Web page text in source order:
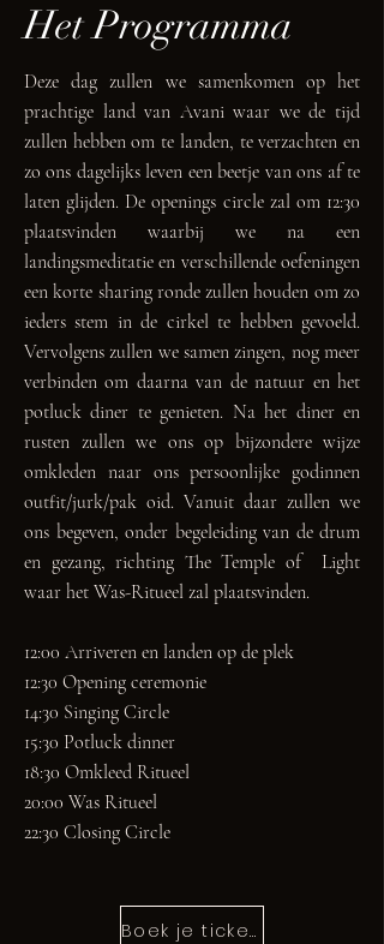
Het Programma
Deze dag zullen we samenkomen op het
prachtige land van Avani waar we de tijd
zullen hebben om te landen, te verzachten en
zo ons dagelijks leven een beetje van ons af te
laten glijden. De openings circle zal om 12:30
plaatsvinden waarbij we na een
landingsmeditatie en verschillende oefeningen
een korte sharing ronde zullen houden om zo
ieders stem in de cirkel te hebben gevoeld.
Vervolgens zullen we samen zingen, nog meer
verbinden om daarna van de natuur en het
potluck diner te genieten. Na het diner en
rusten zullen we ons op bijzondere wijze
omkleden naar ons persoonlijke godinnen
outfit/jurk/pak oid. Vanuit daar zullen we
ons begeven, onder begeleiding van de drum
en gezang, richting The Temple of Light
waar het Was-Ritueel zal plaatsvinden.
12:00 Arriveren en landen op de plek
12:30 Opening ceremonie
14:30 Singing Circle
15:30 Potluck dinner
18:30 Omkleed Ritueel
20:00 Was Ritueel
22:30 Closing Circle
Boek je ticket hier